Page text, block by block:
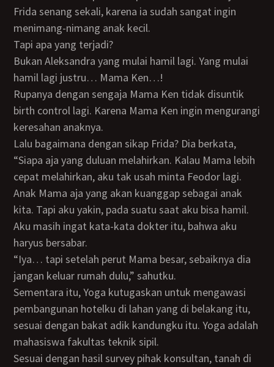
Frida senang sekali, karena ia sudah sangat ingin
menimang-nimang anak kecil.
Tapi apa yang terjadi?
Bukan Aleksandra yang mulai hamil lagi. Yang mulai
hamil lagi justru… Mama Ken…!
Rupanya dengan sengaja Mama Ken tidak disuntik
birth control lagi. Karena Mama Ken ingin mengurangi
keresahan anaknya.
Lalu bagaimana dengan sikap Frida? Dia berkata,
“Siapa aja yang duluan melahirkan. Kalau Mama lebih
cepat melahirkan, aku tak usah minta Feodor lagi.
Anak Mama aja yang akan kuanggap sebagai anak
kita. Tapi aku yakin, pada suatu saat aku bisa hamil.
Aku masih ingat kata-kata dokter itu, bahwa aku
haryus bersabar.
“Iya… tapi setelah perut Mama besar, sebaiknya dia
jangan keluar rumah dulu,” sahutku.
Sementara itu, Yoga kutugaskan untuk mengawasi
pembangunan hotelku di lahan yang di belakang itu,
sesuai dengan bakat adik kandungku itu. Yoga adalah
mahasiswa fakultas teknik sipil.
Sesuai dengan hasil survey pihak konsultan, tanah di